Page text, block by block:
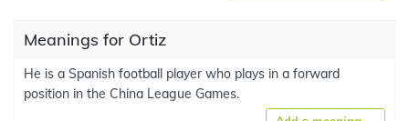
Meanings for Ortiz
He is a Spanish football player who plays in a forward
position in the China League Games.